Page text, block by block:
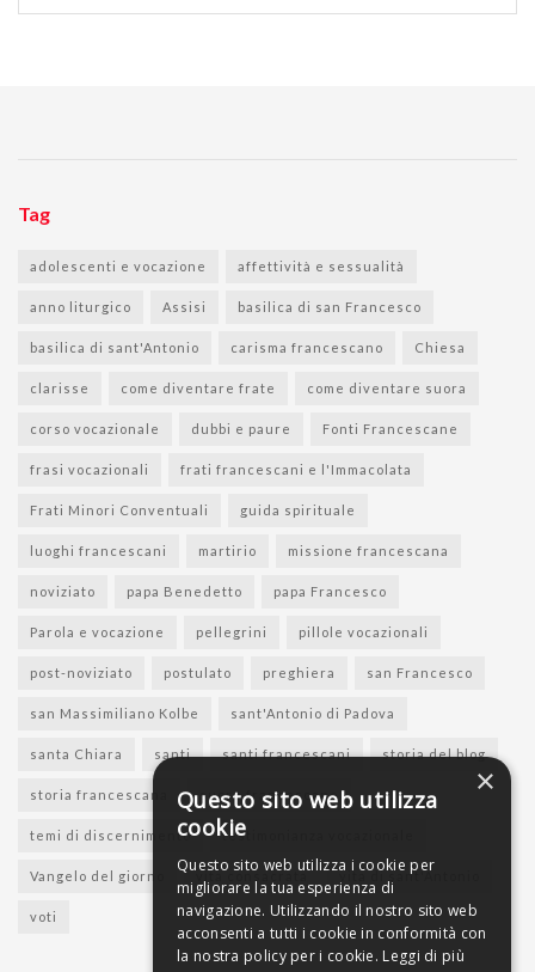
Tag
adolescenti e vocazione affettività e sessualità
anno liturgico Assisi basilica di san Francesco
basilica di sant'Antonio carisma francescano Chiesa
clarisse come diventare frate come diventare suora
corso vocazionale dubbi e paure Fonti Francescane
frasi vocazionali frati francescani e l'Immacolata
Frati Minori Conventuali guida spirituale
luoghi francescani martirio missione francescana
noviziato papa Benedetto papa Francesco
Parola e vocazione pellegrini pillole vocazionali
post-noviziato postulato preghiera san Francesco
san Massimiliano Kolbe sant'Antonio di Padova
santa Chiara santi santi francescani storia del blog
storia francescana suore francescane
temi di discernimento testimonianza vocazionale
Vangelo del giorno vita consacrata vita di sant'Antonio
voti
×
Questo sito web utilizza
cookie
Questo sito web utilizza i cookie per
migliorare la tua esperienza di
navigazione. Utilizzando il nostro sito web
acconsenti a tutti i cookie in conformità con
la nostra policy per i cookie. Leggi di più